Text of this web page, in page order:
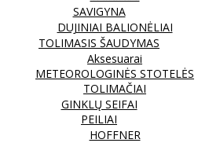
SAVIGYNA
DUJINIAI BALIONĖLIAI
TOLIMASIS ŠAUDYMAS
Aksesuarai
METEOROLOGINĖS STOTELĖS
TOLIMAČIAI
GINKLŲ SEIFAI
PEILIAI
HOFFNER